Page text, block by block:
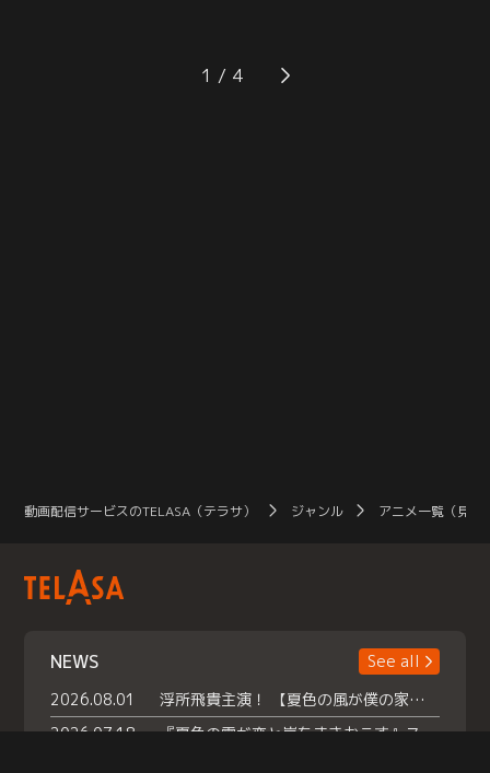
出し、実にも作ってあげようと思い
立つ。【提供：バンダイチャンネ
変わりと判明。実だけでなく自分も
少しづつ成長していることを自覚す
1
動画配信サービスのTELASA（テラサ） ジャンル アニメ一覧（見放
NEWS
See all
2026.08.01
浮所飛貴主演！ 【夏色の風が僕の家にやってきた】 本日よりテラサで独占配信スタート！
2026.07.18
『夏色の雲が恋と嵐をまきおこす』スペシャルメイキング 【Part1】2026年７月18日（土）23時30分～配信スタート！話題のシーンの裏側を大公開！豪華キャスト大集合！ 『武宮家 真夏の家族会議』開催！